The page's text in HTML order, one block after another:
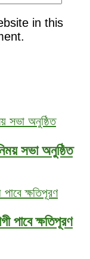
in this
সভা অনুষ্ঠিত
পাবে ক্ষতিপূরণ